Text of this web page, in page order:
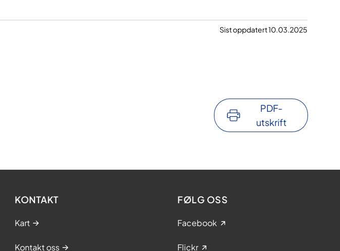
Sist oppdatert 10.03.2025
PDF-
utskrift
KONTAKT
Kart
Kontakt oss
FØLG OSS
Facebook
Flickr